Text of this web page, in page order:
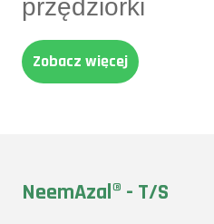
przędziorki
Zobacz więcej
NeemAzal® - T/S